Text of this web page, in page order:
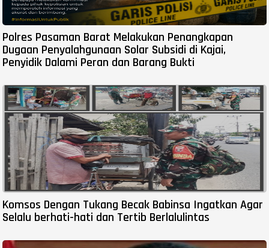
Polres Pasaman Barat Melakukan Penangkapan
Dugaan Penyalahgunaan Solar Subsidi di Kajai,
Penyidik Dalami Peran dan Barang Bukti
Komsos Dengan Tukang Becak Babinsa Ingatkan Agar
Selalu berhati-hati dan Tertib Berlalulintas